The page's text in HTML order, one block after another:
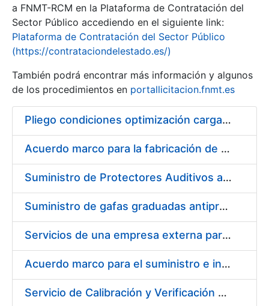
a FNMT-RCM en la Plataforma de Contratación del
Sector Público accediendo en el siguiente link:
Plataforma de Contratación del Sector Público
(https://contrataciondelestado.es/)
También podrá encontrar más información y algunos
de los procedimientos en portallicitacion.fnmt.es
Pliego condiciones optimización cargas compras firmado
Acuerdo marco para la fabricación de piezas
Suministro de Protectores Auditivos a medida para las personas trabajadoras de los Centros de Trabajo de Madrid y Burgos
Suministro de gafas graduadas antiproyecciones para los trabajadores de la FNMT-RCM en los centros de trabajo de Madrid y Burgos
Servicios de una empresa externa para el asesoramiento y resolución de los recursos de alzada que se presentan relacionados con procesos de selección para la FNMT-RCM
Acuerdo marco para el suministro e instalación de persianas, estores y otros complementos
Servicio de Calibración y Verificación Externa de los Equipos de Medición del Servicio de Prevención de la FNMT-RCM